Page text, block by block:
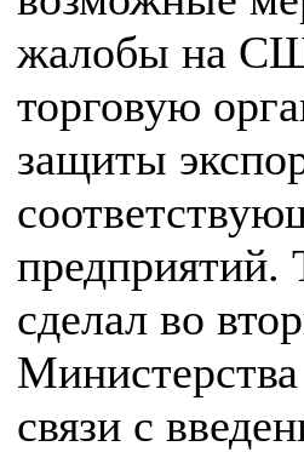
жалобы на
торговую
защиты
предприятий.
сделал во
связи с